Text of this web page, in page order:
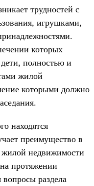
трудностей с
игрушками,
которых
полностью и
жилой
которыми должно
находятся
преимущество в
жилой недвижимости
протяжении
вопросы раздела